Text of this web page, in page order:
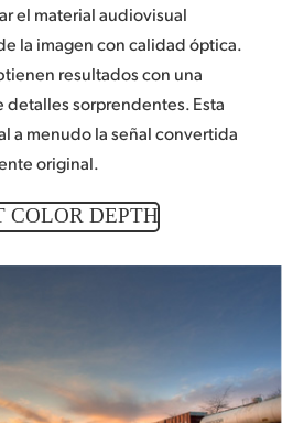
el material audiovisual
la imagen con calidad óptica.
resultados con una
sorprendentes. Esta
a menudo la señal convertida
original.